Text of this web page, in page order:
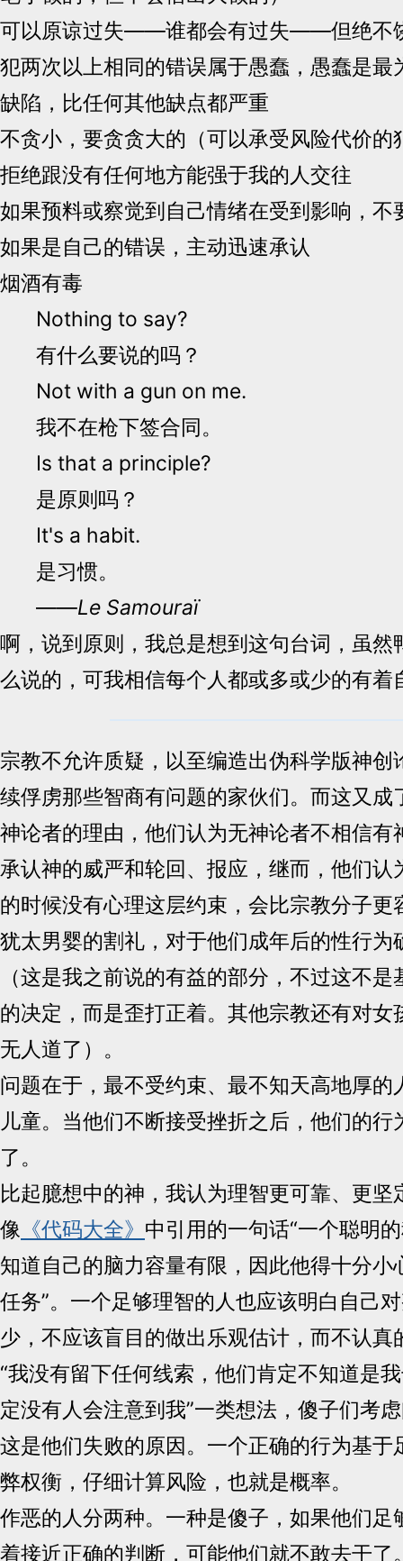
可以原谅过失——谁都会有过失——但绝不
犯两次以上相同的错误属于愚蠢，愚蠢是最
缺陷，比任何其他缺点都严重
不贪小，要贪贪大的（可以承受风险代价的
拒绝跟没有任何地方能强于我的人交往
如果预料或察觉到自己情绪在受到影响，不
如果是自己的错误，主动迅速承认
烟酒有毒
Nothing to say?
有什么要说的吗？
Not with a gun on me.
我不在枪下签合同。
Is that a principle?
是原则吗？
It's a habit.
是习惯。
——Le Samouraï
啊，说到原则，我总是想到这句台词，虽然
么说的，可我相信每个人都或多或少的有着
宗教不允许质疑，以至编造出伪科学版神创
续俘虏那些智商有问题的家伙们。而这又成
神论者的理由，他们认为无神论者不相信有
承认神的威严和轮回、报应，继而，他们认
的时候没有心理这层约束，会比宗教分子更
犹太男婴的割礼，对于他们成年后的性行为
（这是我之前说的有益的部分，不过这不
的决定，而是歪打正着。其他宗教还有对女
无人道了）。
问题在于，最不受约束、最不知天高地厚的
儿童。当他们不断接受挫折之后，他们的行
了。
比起臆想中的神，我认为理智更可靠、更坚
像 《代码大全》 中引用的一句话“一个聪明
知道自己的脑力容量有限，因此他得十分小
任务”。一个足够理智的人也应该明白自己
少，不应该盲目的做出乐观估计，而不认真
“我没有留下任何线索，他们肯定不知道是
定没有人会注意到我”一类想法，傻子们考
这是他们失败的原因。一个正确的行为基于
弊权衡，仔细计算风险，也就是概率。
作恶的人分两种。一种是傻子，如果他们足
着接近正确的判断，可能他们就不敢去干了